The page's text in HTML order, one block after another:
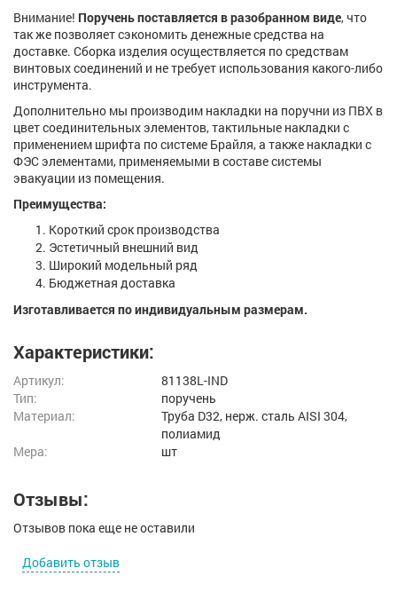
Внимание! Поручень поставляется в разобранном виде, что
так же позволяет сэкономить денежные средства на
доставке. Сборка изделия осуществляется по средствам
винтовых соединений и не требует использования какого-либо
инструмента.
Дополнительно мы производим накладки на поручни из ПВХ в
цвет соединительных элементов, тактильные накладки с
применением шрифта по системе Брайля, а также накладки с
ФЭС элементами, применяемыми в составе системы
эвакуации из помещения.
Преимущества:
Короткий срок производства
Эстетичный внешний вид
Широкий модельный ряд
Бюджетная доставка
Изготавливается по индивидуальным размерам.
Характеристики:
Артикул:
81138L-IND
Тип:
поручень
Материал:
Труба D32, нерж. cталь AISI 304,
полиамид
Мера:
шт
Отзывы:
Отзывов пока еще не оставили
Добавить отзыв